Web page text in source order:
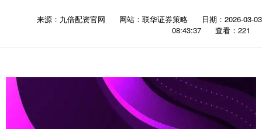
来源：九倍配资官网 网站：联华证券策略
日期：2026-03-03
08:43:37
查看：221